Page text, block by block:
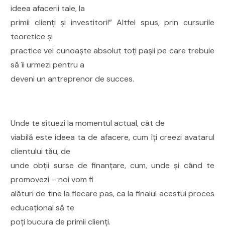
ideea afacerii tale, la
primii clienți și investitori!” Altfel spus, prin cursurile
teoretice și
practice vei cunoaște absolut toți pașii pe care trebuie
să îi urmezi pentru a
deveni un antreprenor de succes.
Unde te situezi la momentul actual, cât de
viabilă este ideea ta de afacere, cum îți creezi avatarul
clientului tău, de
unde obții surse de finanțare, cum, unde și când te
promovezi – noi vom fi
alături de tine la fiecare pas, ca la finalul acestui proces
educațional să te
poți bucura de primii clienți.